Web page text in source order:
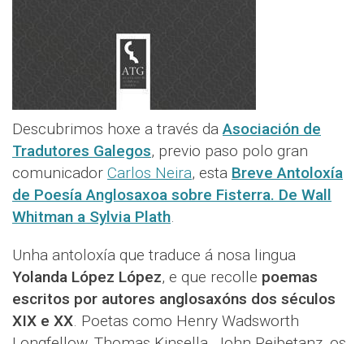
Descubrimos hoxe a través daAsociación de
Tradutores Galegos, previo paso polo gran
comunicador Carlos Neira, esta Breve Antoloxía
de Poesía Anglosaxoa sobre Fisterra. De Wall
Whitman a Sylvia Plath.
Unha antoloxía que traduce á nosa lingua
Yolanda López López, e que recolle poemas
escritos por autores anglosaxóns dos séculos
XIX e XX. Poetas como Henry Wadsworth